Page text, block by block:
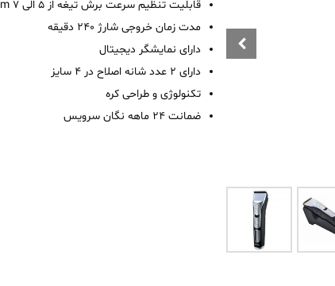
قابلیت تنظیم سرعت برش تیغه از 5 الی 7 rpm
مدت زمان خروجی شارژ 240 دقیقه
دارای نمایشگر دیجیتال
دارای 2 عدد شانه اصلاح در 4 سایز
تکنولوژی و طراحی کره
ضمانت 24 ماهه نگان سرویس